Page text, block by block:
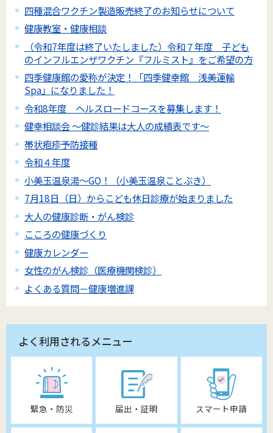
四種混合ワクチン製造販売終了のお知らせについて
健康教室・健康相談
（令和7年度は終了いたしました）令和７年度 子ども
のインフルエンザワクチン『フルミスト』をご希望の方
四季健康館の愛称が決定！「四季健幸館 浅美運輸
Spa」になりました！
令和8年度 ヘルスロードコースを募集します！
健幸相談会 ～健診結果は大人の成績表です～
帯状疱疹予防接種
令和４年度
小美玉温泉湯～GO！（小美玉温泉ことぶき）
7月18日（日）からこども休日診療が始まりました
大人の健康診断・がん検診
こころの健康づくり
健康カレンダー
女性のがん検診（医療機関検診）
よくある質問－健康増進課
よく利用されるメニュー
緊急・防災 届出・証明 スマート申請